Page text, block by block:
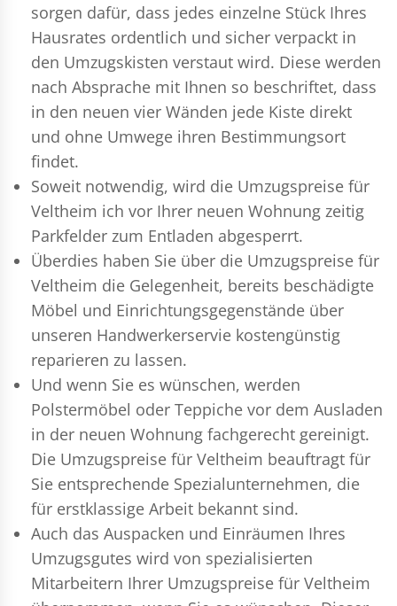
sorgen dafür, dass jedes einzelne Stück Ihres
Hausrates ordentlich und sicher verpackt in
den Umzugskisten verstaut wird. Diese werden
nach Absprache mit Ihnen so beschriftet, dass
in den neuen vier Wänden jede Kiste direkt
und ohne Umwege ihren Bestimmungsort
findet.
Soweit notwendig, wird die Umzugspreise für
Veltheim ich vor Ihrer neuen Wohnung zeitig
Parkfelder zum Entladen abgesperrt.
Überdies haben Sie über die Umzugspreise für
Veltheim die Gelegenheit, bereits beschädigte
Möbel und Einrichtungsgegenstände über
unseren Handwerkerservie kostengünstig
reparieren zu lassen.
Und wenn Sie es wünschen, werden
Polstermöbel oder Teppiche vor dem Ausladen
in der neuen Wohnung fachgerecht gereinigt.
Die Umzugspreise für Veltheim beauftragt für
Sie entsprechende Spezialunternehmen, die
für erstklassige Arbeit bekannt sind.
Auch das Auspacken und Einräumen Ihres
Umzugsgutes wird von spezialisierten
Mitarbeitern Ihrer Umzugspreise für Veltheim